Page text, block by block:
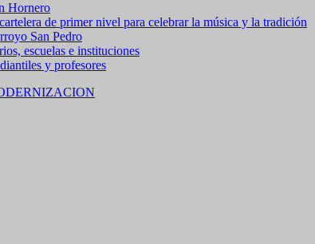
Hornero
de primer nivel para celebrar la música y la tradición
San Pedro
escuelas e instituciones
y profesores